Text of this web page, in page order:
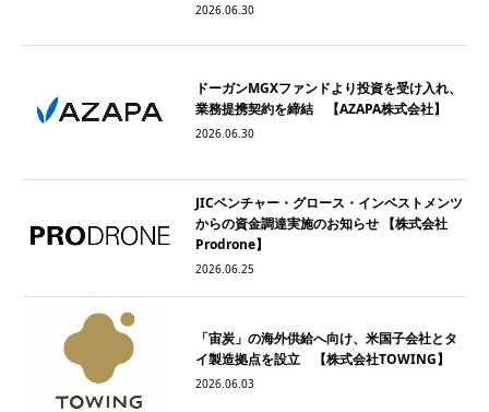
2026.06.30
ドーガンMGXファンドより投資を受け入れ、
業務提携契約を締結 【AZAPA株式会社】
2026.06.30
JICベンチャー・グロース・インベストメンツ
からの資金調達実施のお知らせ 【株式会社
Prodrone】
2026.06.25
「宙炭」の海外供給へ向け、米国子会社とタ
イ製造拠点を設立 【株式会社TOWING】
2026.06.03